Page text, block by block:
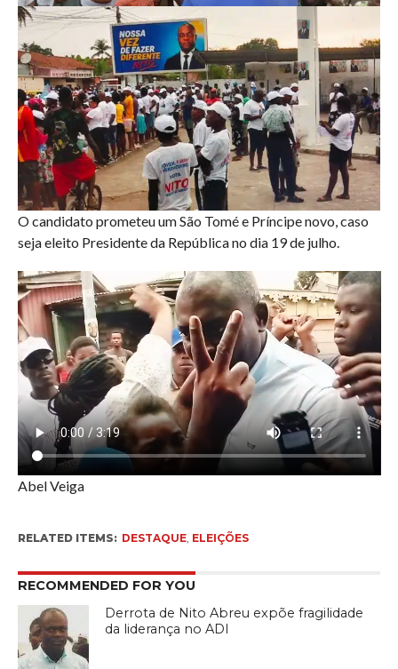
O candidato prometeu um São Tomé e Príncipe novo, caso
seja eleito Presidente da República no dia 19 de julho.
Abel Veiga
RELATED ITEMS: DESTAQUE, ELEIÇÕES
RECOMMENDED FOR YOU
Derrota de Nito Abreu expõe fragilidade
da liderança no ADI